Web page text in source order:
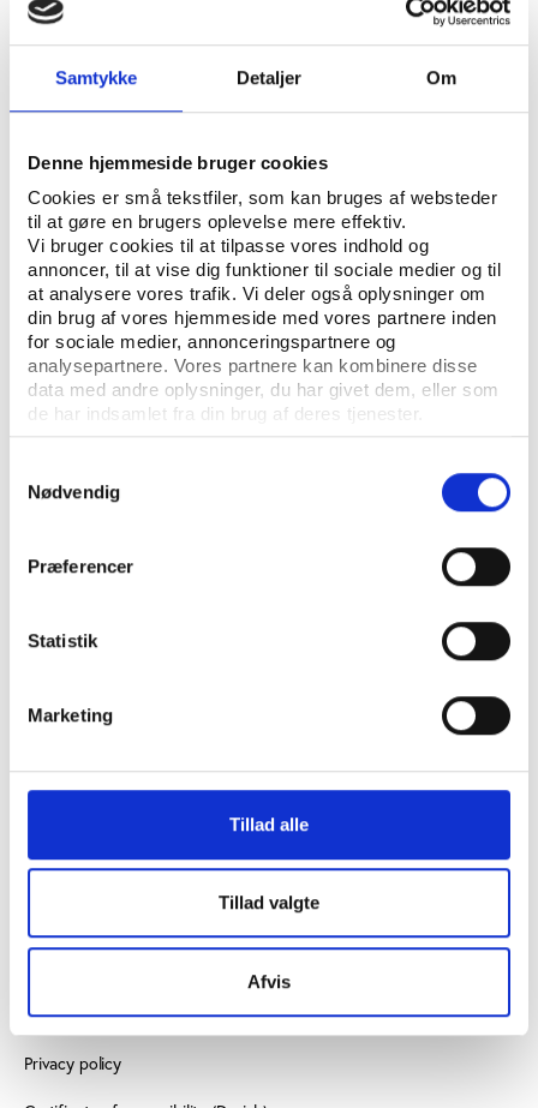
Samtykke Detaljer Om
Denne hjemmeside bruger cookies
Cookies er små tekstfiler, som kan bruges af websteder
til at gøre en brugers oplevelse mere effektiv.
Vi bruger cookies til at tilpasse vores indhold og
annoncer, til at vise dig funktioner til sociale medier og til
at analysere vores trafik. Vi deler også oplysninger om
din brug af vores hjemmeside med vores partnere inden
for sociale medier, annonceringspartnere og
analysepartnere. Vores partnere kan kombinere disse
data med andre oplysninger, du har givet dem, eller som
de har indsamlet fra din brug af deres tjenester.
Nødvendig
Præferencer
Statistik
Marketing
Tillad alle
Tillad valgte
Afvis
CONTACT US
+45 3266 1030
Read more about us
Privacy policy